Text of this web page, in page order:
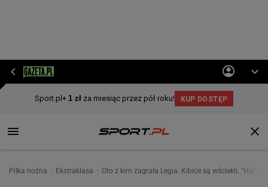
Piłka nożna Ekstraklasa Oto z kim zagrała Legia. Kibice są wściekli.